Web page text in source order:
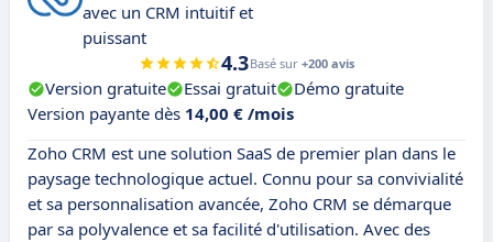
avec un CRM intuitif et
puissant
4.3Basé sur +200 avis
Version gratuite Essai gratuit
Démo gratuite
Version payante dès 14,00 € /mois
Zoho CRM est une solution SaaS de premier plan dans le
paysage technologique actuel. Connu pour sa convivialité
et sa personnalisation avancée, Zoho CRM se démarque
par sa polyvalence et sa facilité d'utilisation. Avec des